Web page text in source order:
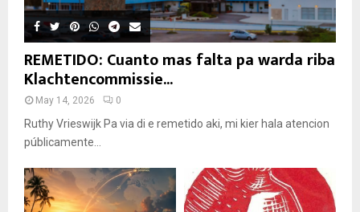
REMETIDO: Cuanto mas falta pa warda riba
Klachtencommissie...
May 14, 2026 0
Ruthy Vrieswijk Pa via di e remetido aki, mi kier hala atencion
públicamente...